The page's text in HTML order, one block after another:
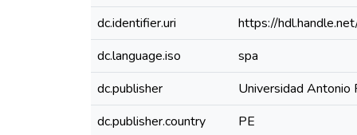
dc.identifier.uri
https://
dc.language.iso
spa
dc.publisher
Universidad Antonio
dc.publisher.country
PE